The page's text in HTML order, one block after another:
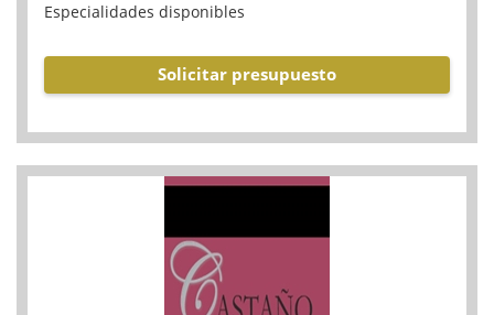
Especialidades disponibles
Solicitar presupuesto